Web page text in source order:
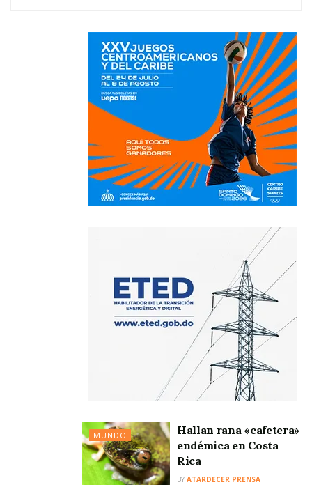
MUNDO
Hallan rana «cafetera»
endémica en Costa
Rica
BY ATARDECER PRENSA